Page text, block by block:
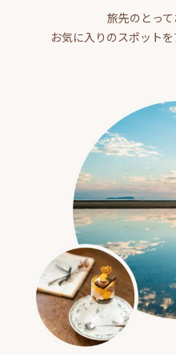
旅先のとって
お気に入りのスポット